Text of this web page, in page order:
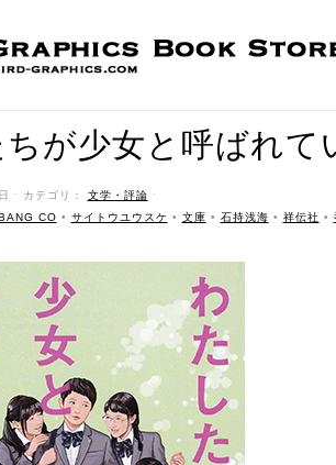
が少女と呼ばれて
ˑ カテゴリ： 文学・評論 ˑ
CO • サイトウユウスケ • 文庫 • 石持浅海 • 祥伝社 •